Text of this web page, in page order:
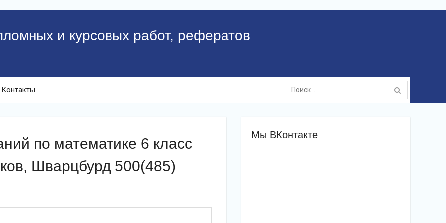
и курсовых работ, рефератов
Контакты
Поиск:
по математике 6 класс
Шварцбурд 500(485)
Мы ВКонтакте